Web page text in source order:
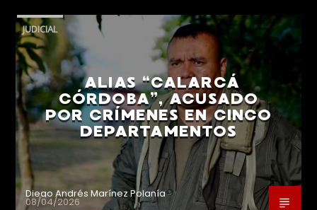
JUDICIAL
ALIAS “CALARCÁ
CÓRDOBA”, ACUSADO
POR CRÍMENES EN CINCO
DEPARTAMENTOS
Diego Andrés Marínez Polanía
08/04/2026